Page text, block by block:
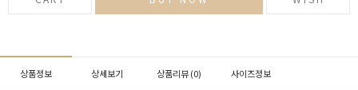
상품정보 상세보기 상품리뷰 (0) 사이즈정보